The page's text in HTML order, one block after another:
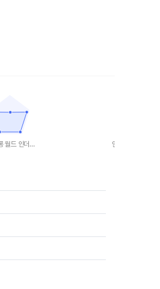
Data ranges from 0 to 80.
has 1 Y axis displaying values.
암스트롱 월드 인더스트리즈